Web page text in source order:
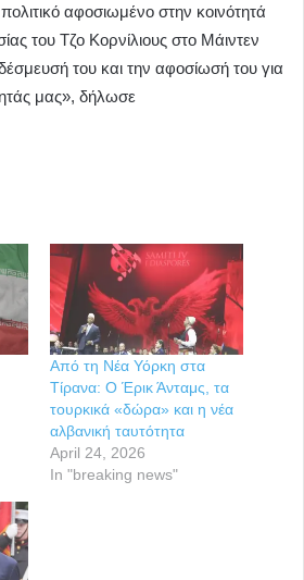
αφοσιωμένο στην κοινότητά
του Τζο Κορνίλιους στο Mάιντεν
του και την αφοσίωσή του για
μας», δήλωσε
Από τη Νέα Υόρκη στα
Τίρανα: Ο Έρικ Άνταμς, τα
τουρκικά «δώρα» και η νέα
αλβανική ταυτότητα
April 24, 2026
In "breaking news"